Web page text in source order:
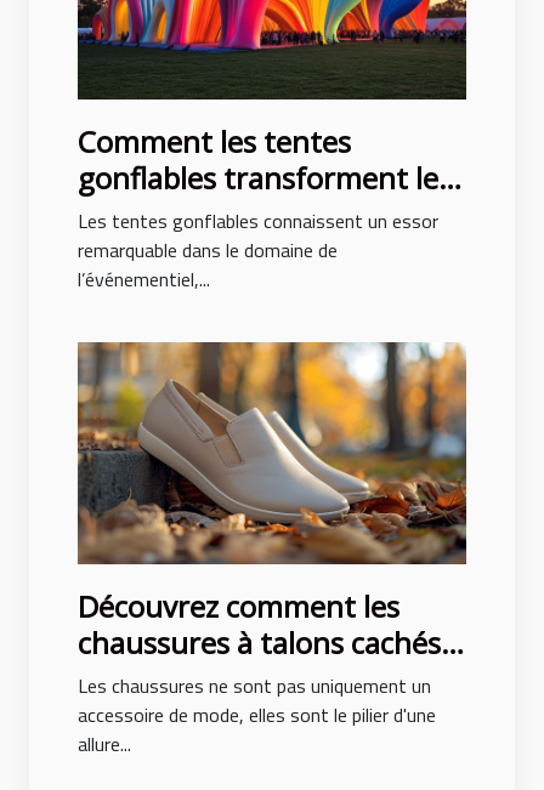
Comment les tentes
gonflables transforment les
événements en spectacles
Les tentes gonflables connaissent un essor
remarquable dans le domaine de
l’événementiel,...
Découvrez comment les
chaussures à talons cachés
peuvent transformer votre
posture et style
Les chaussures ne sont pas uniquement un
accessoire de mode, elles sont le pilier d'une
allure...